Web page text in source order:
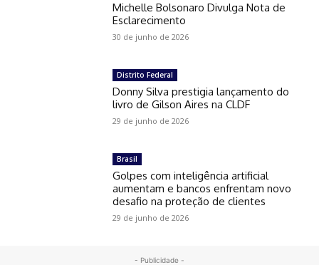
Michelle Bolsonaro Divulga Nota de
Esclarecimento
30 de junho de 2026
Distrito Federal
Donny Silva prestigia lançamento do
livro de Gilson Aires na CLDF
29 de junho de 2026
Brasil
Golpes com inteligência artificial
aumentam e bancos enfrentam novo
desafio na proteção de clientes
29 de junho de 2026
- Publicidade -